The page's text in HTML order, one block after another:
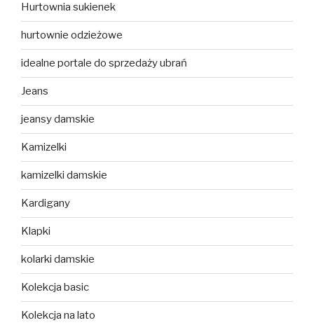
Hurtownia sukienek
hurtownie odzieżowe
idealne portale do sprzedaży ubrań
Jeans
jeansy damskie
Kamizelki
kamizelki damskie
Kardigany
Klapki
kolarki damskie
Kolekcja basic
Kolekcja na lato